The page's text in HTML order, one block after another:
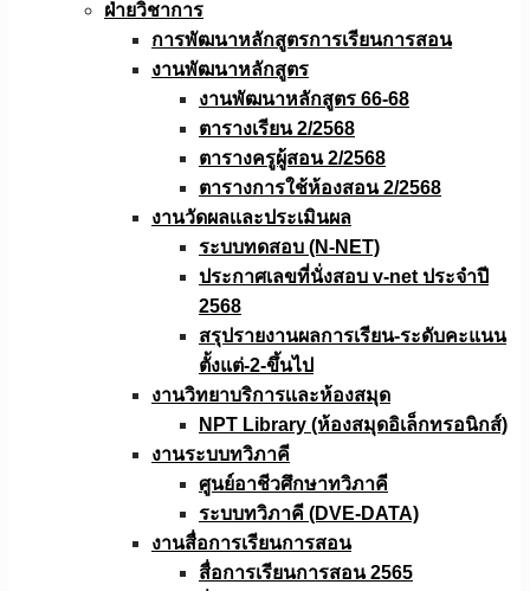
ฝ่ายวิชาการ
การพัฒนาหลักสูตรการเรียนการสอน
งานพัฒนาหลักสูตร
งานพัฒนาหลักสูตร 66-68
ตารางเรียน 2/2568
ตารางครูผู้สอน 2/2568
ตารางการใช้ห้องสอน 2/2568
งานวัดผลเเละประเมินผล
ระบบทดสอบ (N-NET)
ประกาศเลขที่นั่งสอบ v-net ประจำปี
2568
สรุปรายงานผลการเรียน-ระดับคะแนน
ตั้งแต่-2-ขึ้นไป
งานวิทยาบริการเเละห้องสมุด
NPT Library (ห้องสมุดอิเล็กทรอนิกส์)
งานระบบทวิภาคี
ศูนย์อาชีวศึกษาทวิภาคี
ระบบทวิภาคี (DVE-DATA)
งานสื่อการเรียนการสอน
สื่อการเรียนการสอน 2565